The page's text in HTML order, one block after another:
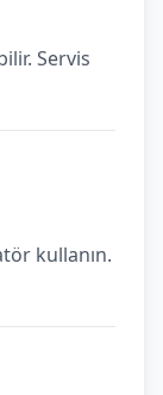
Servis
kullanın.